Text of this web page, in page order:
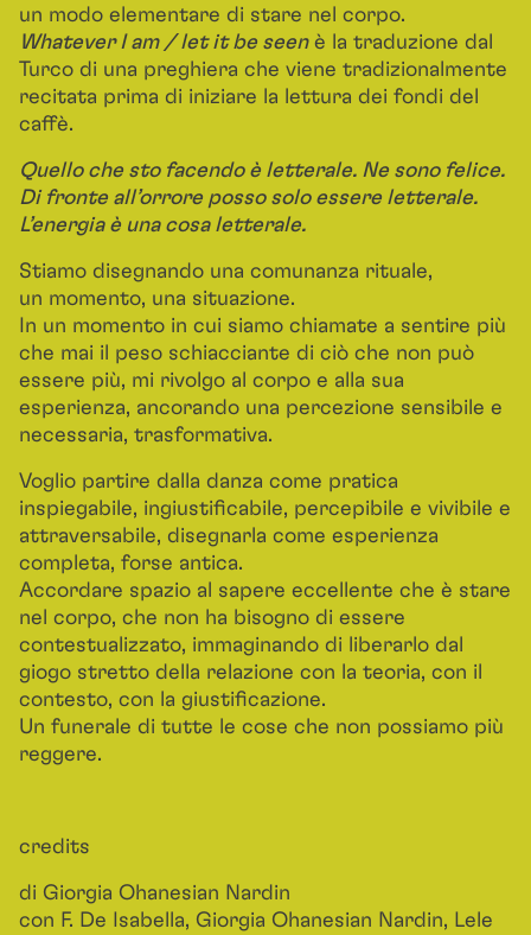
un modo elementare di stare nel corpo.
Whatever I am / let it be seenè la traduzione dal
Turco di una preghiera che viene tradizionalmente
recitata prima di iniziare la lettura dei fondi del
caffè.
Quello che sto facendo è letterale. Ne sono felice.
Di fronte all’orrore posso solo essere letterale.
L’energia è una cosa letterale.
Stiamo disegnando una comunanza rituale,
un momento, una situazione.
In un momento in cui siamo chiamate a sentire più
che mai il peso schiacciante di ciò che non può
essere più, mi rivolgo al corpo e alla sua
esperienza, ancorando una percezione sensibile e
necessaria, trasformativa.
Voglio partire dalla danza come pratica
inspiegabile, ingiustificabile, percepibile e vivibile e
attraversabile, disegnarla come esperienza
completa, forse antica.
Accordare spazio al sapere eccellente che è stare
nel corpo, che non ha bisogno di essere
contestualizzato, immaginando di liberarlo dal
giogo stretto della relazione con la teoria, con il
contesto, con la giustificazione.
Un funerale di tutte le cose che non possiamo più
reggere.
credits
di Giorgia Ohanesian Nardin
con F. De Isabella, Giorgia Ohanesian Nardin, Lele